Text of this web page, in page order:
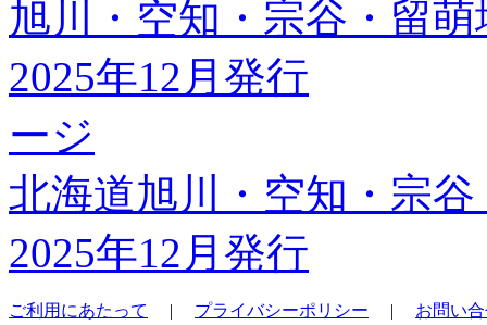
ージ
北海道旭川・空知・宗
2025年12月発行
ご利用にあたって | プライバシーポリシー | お問い